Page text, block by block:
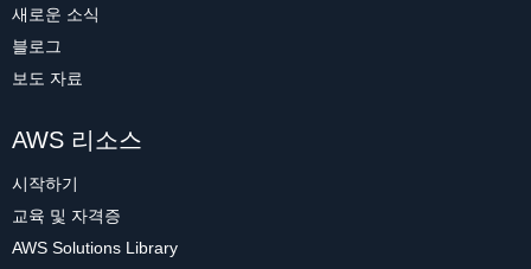
새로운 소식
블로그
보도 자료
AWS 리소스
시작하기
교육 및 자격증
AWS Solutions Library